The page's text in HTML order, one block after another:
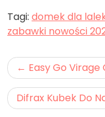
Tagi: domek dla
zabawki nowości
Nawigacja
wpisu
Easy Go
Difrax Kubek Do